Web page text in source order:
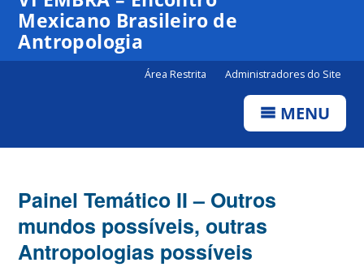
Mexicano Brasileiro de
Antropologia
Área Restrita Administradores do Site
MENU
Painel Temático II – Outros
mundos possíveis, outras
Antropologias possíveis